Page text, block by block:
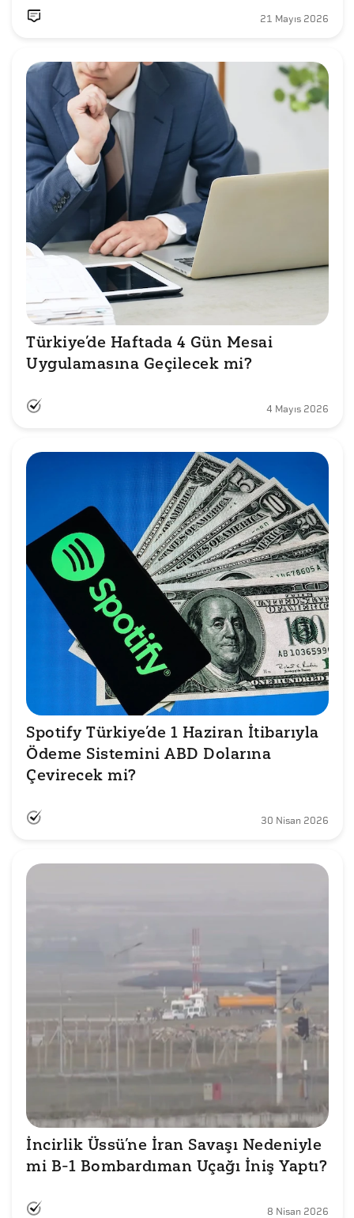
21 Mayıs 2026
Türkiye’de Haftada 4 Gün Mesai
Uygulamasına Geçilecek mi?
4 Mayıs 2026
Spotify Türkiye’de 1 Haziran İtibarıyla
Ödeme Sistemini ABD Dolarına
Çevirecek mi?
30 Nisan 2026
İncirlik Üssü’ne İran Savaşı Nedeniyle
mi B-1 Bombardıman Uçağı İniş Yaptı?
8 Nisan 2026